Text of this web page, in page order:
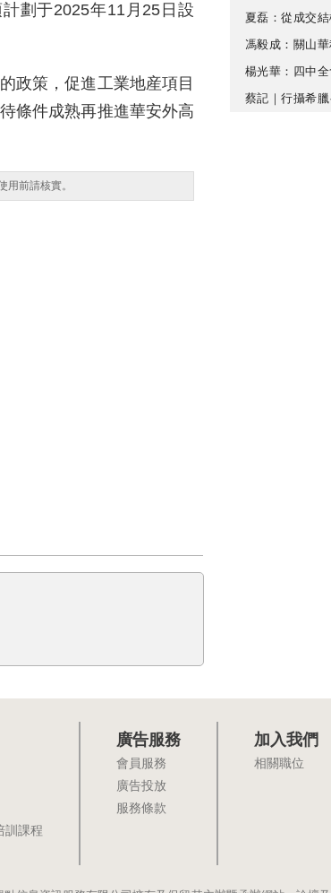
劃于2025年11月25日設
政策，促進工業地産項目
條件成熟再推進華安外高
前請核實。
夏磊：從成交
馮毅成：關山
楊光華：四中
蔡記｜行攝希
訓課程
廣告服務
會員服務
廣告投放
服務條款
加入我們
相關職位